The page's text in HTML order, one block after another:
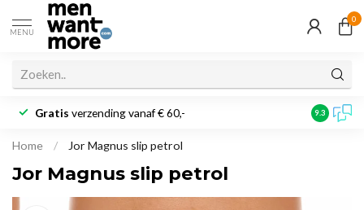
MENU
0
Gratis verzending vanaf € 60,- 9.3
Home / Jor Magnus slip petrol
Jor Magnus slip petrol